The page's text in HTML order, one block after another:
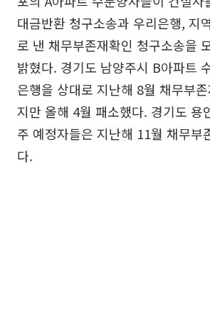
대금반환 청구소송과 우리은행, 지
로 낸 채무부존재확인 청구소송을
밝혔다. 경기도 남양주시 B아파트
은행을 상대로 지난해 8월 채무부
지만 올해 4월 패소했다. 경기도 용
주 예정자들은 지난해 11월 채무부
다.